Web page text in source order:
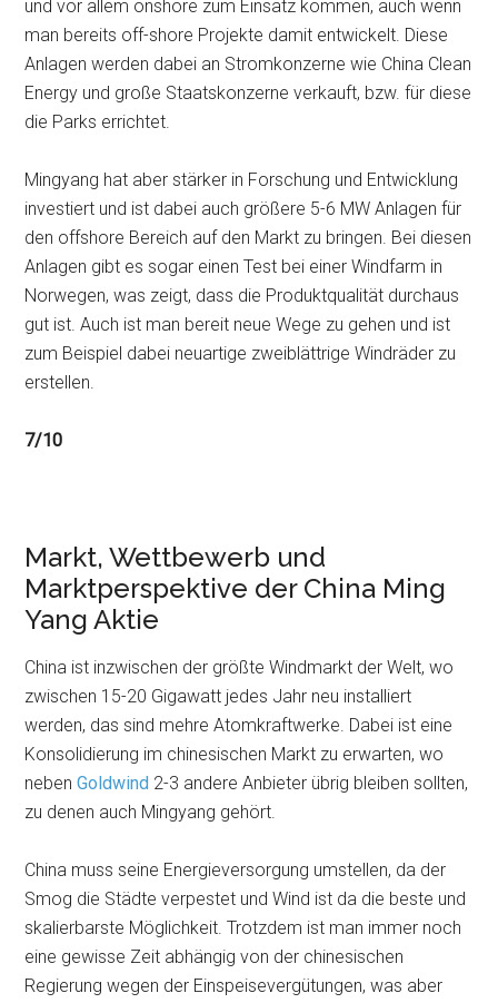
und vor allem onshore zum Einsatz kommen, auch wenn
man bereits off-shore Projekte damit entwickelt. Diese
Anlagen werden dabei an Stromkonzerne wie China Clean
Energy und große Staatskonzerne verkauft, bzw. für diese
die Parks errichtet.
Mingyang hat aber stärker in Forschung und Entwicklung
investiert und ist dabei auch größere 5-6 MW Anlagen für
den offshore Bereich auf den Markt zu bringen. Bei diesen
Anlagen gibt es sogar einen Test bei einer Windfarm in
Norwegen, was zeigt, dass die Produktqualität durchaus
gut ist. Auch ist man bereit neue Wege zu gehen und ist
zum Beispiel dabei neuartige zweiblättrige Windräder zu
erstellen.
7/10
Markt, Wettbewerb und
Marktperspektive der China Ming
Yang Aktie
China ist inzwischen der größte Windmarkt der Welt, wo
zwischen 15-20 Gigawatt jedes Jahr neu installiert
werden, das sind mehre Atomkraftwerke. Dabei ist eine
Konsolidierung im chinesischen Markt zu erwarten, wo
nebenGoldwind 2-3 andere Anbieter übrig bleiben sollten,
zu denen auch Mingyang gehört.
China muss seine Energieversorgung umstellen, da der
Smog die Städte verpestet und Wind ist da die beste und
skalierbarste Möglichkeit. Trotzdem ist man immer noch
eine gewisse Zeit abhängig von der chinesischen
Regierung wegen der Einspeisevergütungen, was aber